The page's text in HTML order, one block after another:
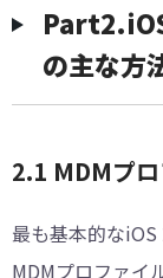
の主な方
2.1 MDMプロ
最も基本的なiOS
MDMプロファイ